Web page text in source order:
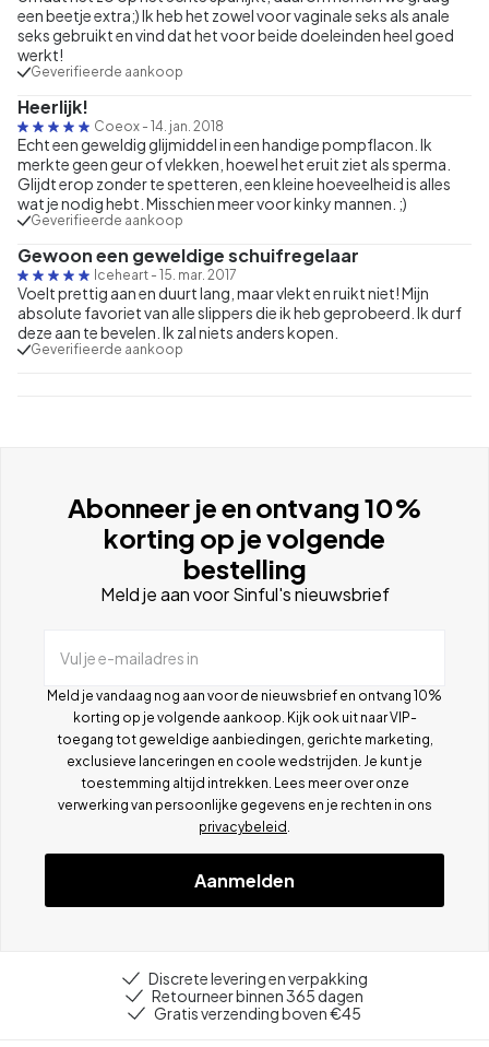
een beetje extra;) Ik heb het zowel voor vaginale seks als anale
seks gebruikt en vind dat het voor beide doeleinden heel goed
werkt!
Geverifieerde aankoop
Heerlijk!
Coeox - 14. jan. 2018
Echt een geweldig glijmiddel in een handige pompflacon. Ik
merkte geen geur of vlekken, hoewel het eruit ziet als sperma.
Glijdt erop zonder te spetteren, een kleine hoeveelheid is alles
wat je nodig hebt. Misschien meer voor kinky mannen. ;)
Geverifieerde aankoop
Gewoon een geweldige schuifregelaar
Iceheart - 15. mar. 2017
Voelt prettig aan en duurt lang, maar vlekt en ruikt niet! Mijn
absolute favoriet van alle slippers die ik heb geprobeerd. Ik durf
deze aan te bevelen. Ik zal niets anders kopen.
Geverifieerde aankoop
Abonneer je en ontvang 10%
korting op je volgende
bestelling
Meld je aan voor Sinful's nieuwsbrief
Vul je e-mailadres in
Meld je vandaag nog aan voor de nieuwsbrief en ontvang 10%
korting op je volgende aankoop. Kijk ook uit naar VIP-
toegang tot geweldige aanbiedingen, gerichte marketing,
exclusieve lanceringen en coole wedstrijden. Je kunt je
toestemming altijd intrekken. Lees meer over onze
verwerking van persoonlijke gegevens en je rechten in ons
privacybeleid
Aanmelden
Discrete levering en verpakking
Retourneer binnen 365 dagen
Gratis verzending boven €45